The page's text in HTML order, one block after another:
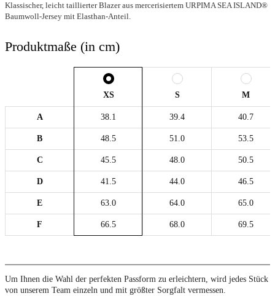
Klassischer, leicht taillierter Blazer aus mercerisiertem URPIMA SEA ISLAND®
Baumwoll-Jersey mit Elasthan-Anteil.
Produktmaße (in cm)
XS S M
A 38.1 39.4 40.7
B 48.5 51.0 53.5
C 45.5 48.0 50.5
D 41.5 44.0 46.5
E 63.0 64.0 65.0
F 66.5 68.0 69.5
Um Ihnen die Wahl der perfekten Passform zu erleichtern, wird jedes Stück
von unserem Team einzeln und mit größter Sorgfalt vermessen.